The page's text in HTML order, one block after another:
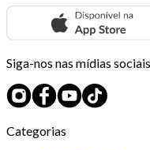
Siga-nos nas mídias sociais
Categorias